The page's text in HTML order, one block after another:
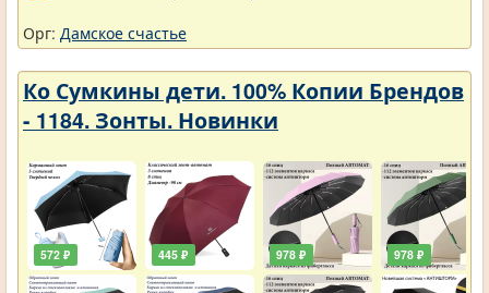
Орг: Дамское счастье
Ко Сумкины дети. 100% Копии Брендов
- 1184. Зонты. Новинки
572 ₽ 445 ₽ 978 ₽ 978 ₽